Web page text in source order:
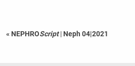
« NEPHROScript | Neph 04|2021